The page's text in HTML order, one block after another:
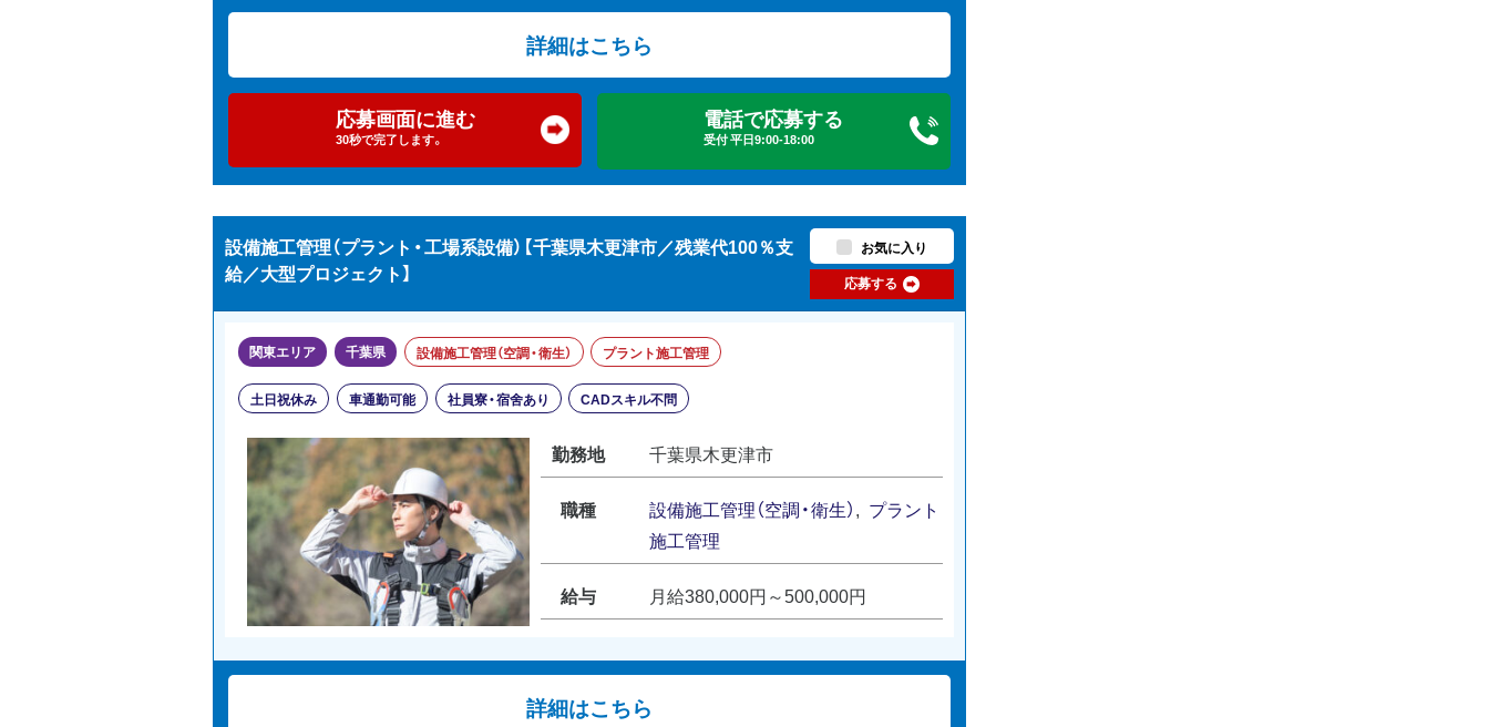
詳細はこちら
応募画面に進む
30秒で完了します。
電話で応募する
受付 平日9:00-18:00
設備施工管理（プラント・工場系設備）【千葉県木更津市／残業代100％支
給／大型プロジェクト】
お気に入り
応募する
関東エリア 千葉県 設備施工管理（空調・衛生） プラント施工管理
土日祝休み 車通勤可能 社員寮・宿舍あり CADスキル不問
勤務地 千葉県木更津市
職種 設備施工管理（空調・衛生）, プラント
施工管理
給与 月給380,000円～500,000円
詳細はこちら